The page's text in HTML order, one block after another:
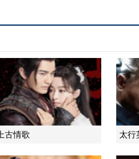
上古情歌 太行